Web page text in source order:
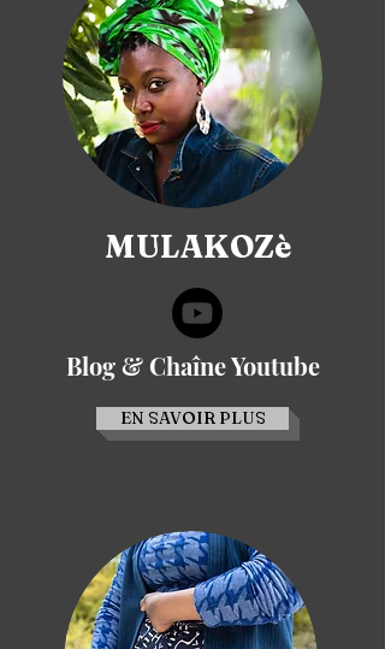
MULAKOZè
Blog & Chaîne Youtube
EN SAVOIR PLUS